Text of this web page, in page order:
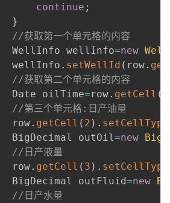
continue ;
}
//获取第一个单元格的内容
WellInfo wellInfo
=new
wellInfo
. setWellId ( row.
//获取第二个单元格的内容
Date oilTime
=row. getCell (
//第三个单元格:日产油量
row
. getCell ( 2 ) . setCellType
BigDecimal outOil
=new
//日产液量
row
. getCell ( 3 ) . setCellType
BigDecimal outFluid
=new
//日产水量